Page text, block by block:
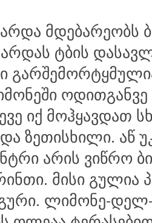
მდებარეობს
ტბის
ოდითგანვე
იქ მოჰყავდათ
ზეთისხილი. აწ
არის ვიწრო
მისი გულია
ლიმონე-